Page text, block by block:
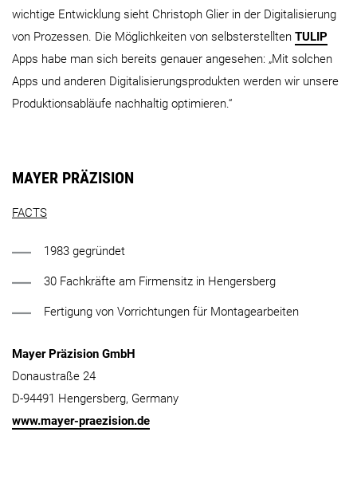
wichtige Entwicklung sieht Christoph Glier in der Digitalisierung
von Prozessen. Die Möglichkeiten von selbsterstellten TULIP
Apps habe man sich bereits genauer angesehen: „Mit solchen
Apps und anderen Digitalisierungsprodukten werden wir unsere
Produktionsabläufe nachhaltig optimieren.“
MAYER PRÄZISION
FACTS
1983 gegründet
30 Fachkräfte am Firmensitz in Hengersberg
Fertigung von Vorrichtungen für Montagearbeiten
Mayer Präzision GmbH
Donaustraße 24
D-94491 Hengersberg, Germany
www.mayer-praezision.de